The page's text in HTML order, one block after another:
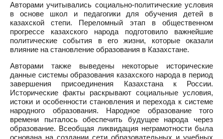
Авторами учитывались социально-политические условия
в основе школ и педагогики для обучения детей в
казахской степи. Переломный этап в общественном
прогрессе казахского народа подготовило важнейшие
политические события в его жизни, которые оказали
влияние на становление образования в Казахстане.
Авторами также выведены некоторые исторические
данные системы образования казахского народа в период
завершения присоединения Казахстана к России.
Исторические факты раскрывают социальные условия,
истоки и особенности становления и перехода к системе
народного образования. Народное образование того
времени пыталось обеспечить будущее народа через
образование. Всеобщая ликвидация неграмотности была
основана на создании сети образовательных и учебных